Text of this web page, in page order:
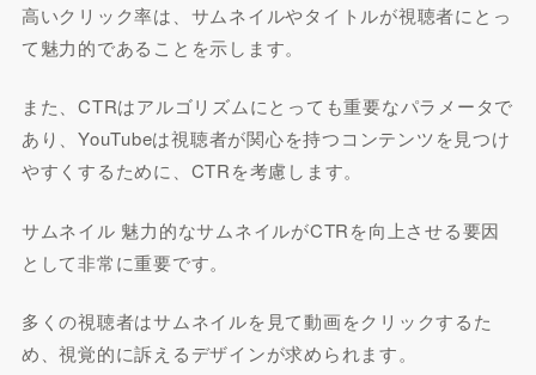
高いクリック率は、サムネイルやタイトルが視聴者にとっ
て魅力的であることを示します。
また、CTRはアルゴリズムにとっても重要なパラメータで
あり、YouTubeは視聴者が関心を持つコンテンツを見つけ
やすくするために、CTRを考慮します。
サムネイル 魅力的なサムネイルがCTRを向上させる要因
として非常に重要です。
多くの視聴者はサムネイルを見て動画をクリックするた
め、視覚的に訴えるデザインが求められます。